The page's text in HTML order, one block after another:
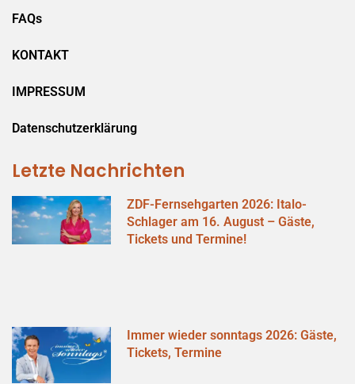
FAQs
KONTAKT
IMPRESSUM
Datenschutzerklärung
Letzte Nachrichten
ZDF-Fernsehgarten 2026: Italo-
Schlager am 16. August – Gäste,
Tickets und Termine!
Immer wieder sonntags 2026: Gäste,
Tickets, Termine